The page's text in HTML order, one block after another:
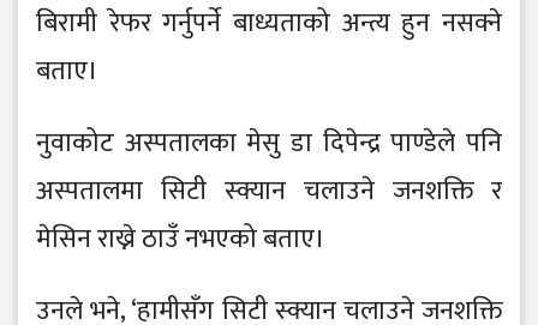
बिरामी रेफर गर्नुपर्ने बाध्यताको अन्त्य हुन नसक्ने
बताए।
नुवाकोट अस्पतालका मेसु डा दिपेन्द्र पाण्डेले पनि
अस्पतालमा सिटी स्क्यान चलाउने जनशक्ति र
मेसिन राख्ने ठाउँ नभएको बताए।
उनले भने, ‘हामीसँग सिटी स्क्यान चलाउने जनशक्ति